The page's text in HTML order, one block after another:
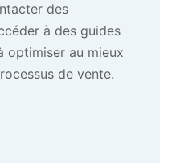
des
à des guides
optimiser au mieux
de vente.